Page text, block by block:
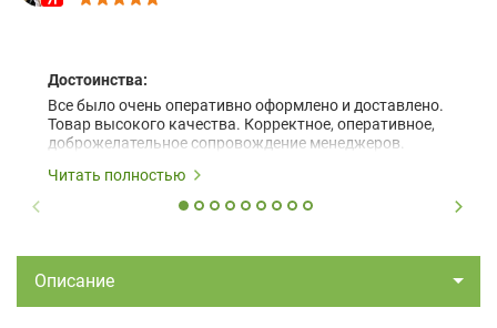
Достоинства:
Все было очень оперативно оформлено и доставлено.
Товар высокого качества. Корректное, оперативное,
доброжелательное сопровождение менеджеров.
Читать полностью
Описание